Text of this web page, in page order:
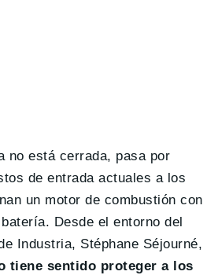
no está cerrada, pasa por
de entrada actuales a los
un motor de combustión con
Desde el entorno del
Industria, Stéphane Séjourné,
tiene sentido proteger a los